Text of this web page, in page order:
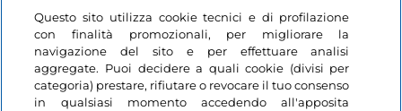
Questo sito utilizza cookie tecnici e di profilazione
con finalità promozionali, per migliorare la
navigazione del sito e per effettuare analisi
aggregate. Puoi decidere a quali cookie (divisi per
categoria) prestare, rifiutare o revocare il tuo consenso
in qualsiasi momento accedendo all'apposita